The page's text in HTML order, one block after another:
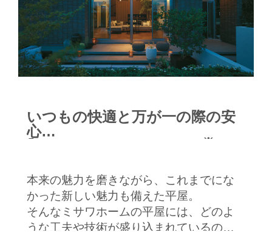
いつもの快適と万が一の際の安
心
※
本来の魅力を磨きながら、これまでにな
かった新しい魅力も備えた平屋。
そんなミサワホームの平屋には、どのよ
うな工夫や技術が盛り込まれているのだ